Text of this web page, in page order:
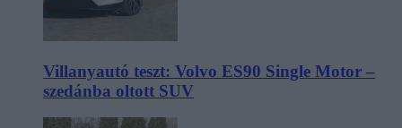
Villanyautó teszt: Volvo ES90 Single Motor –
szedánba oltott SUV